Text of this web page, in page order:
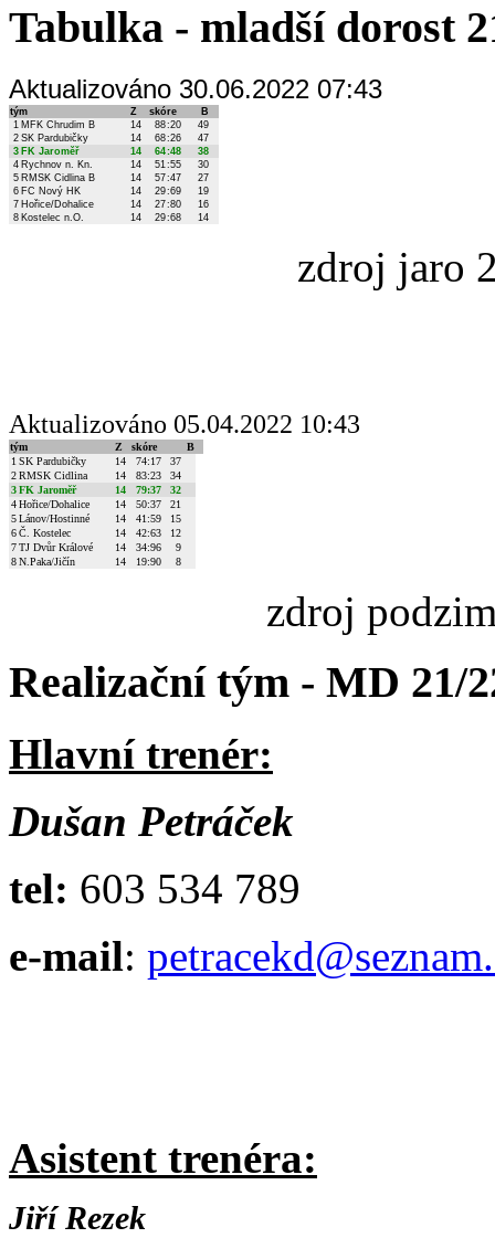
Tabulka - mladší dorost
Aktualizováno 30.06.2022 07:43
tým Z skóre
B
1 MFK Chrudim B 14 88:20
49
2 SK Pardubičky 14 68:26
47
3 FK Jaroměř 14 64:48
38
4 Rychnov n. Kn. 14 51 :55
30
5 RMSK Cidlina B 14 57:47
27
6 FC Nový HK 14 29:69
19
7 Hořice/Dohalice 14 27:80
16
8 Kostelec n.O. 14 29:68 14
zdroj jaro
Aktualizováno 05.04.2022 10:43
tým Z skóre
B
1 SK Pardubičky 14 74:17
37
2RMSK Cidlina 14 83:23
34
3FK Jaroměř 14 79:37
32
4Hořice/Dohalice 14 50:37
21
5Lánov/Hostinné 14 41 :59
15
6Č. Kostelec 14 42:63
12
7TJ Dvůr Králové 14 34:96
9
8N.Paka/Jičín 14 19:90 8
zdroj
Realizační tým - MD 21/
Hlavní trenér:
Dušan Petráček
tel: 603 534 789
e-mail:
Asistent trenéra:
Jiří Rezek